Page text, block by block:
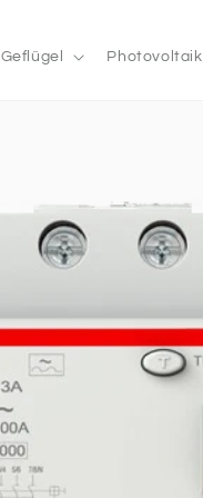
Geflügel Photovoltaik